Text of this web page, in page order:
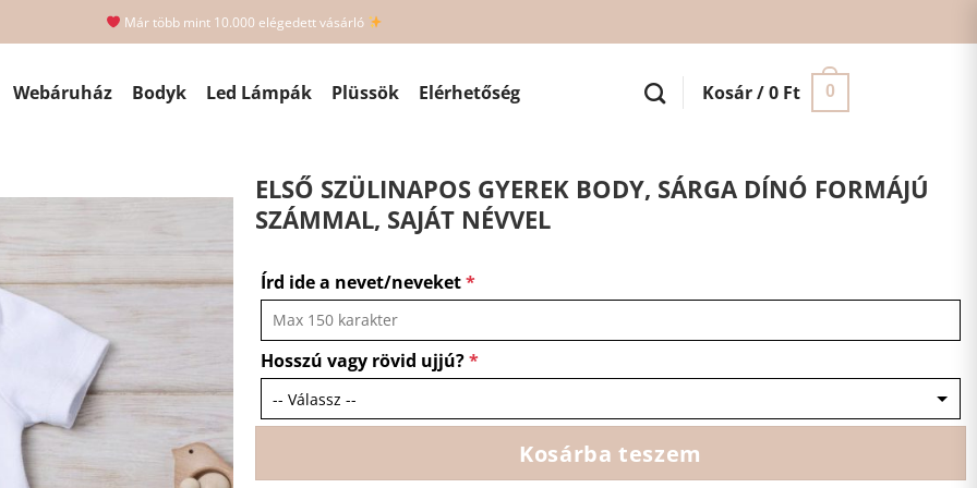
Már több mint 10.000 elégedett vásárló
Webáruház Bodyk Led Lámpák Plüssök Elérhetőség Kosár /0 Ft 0
ELSŐ SZÜLINAPOS GYEREK BODY, SÁRGA DÍNÓ FORMÁJÚ
SZÁMMAL, SAJÁT NÉVVEL
Írd ide a nevet/neveket*
Hosszú vagy rövid ujjú?*
Kosárba teszem